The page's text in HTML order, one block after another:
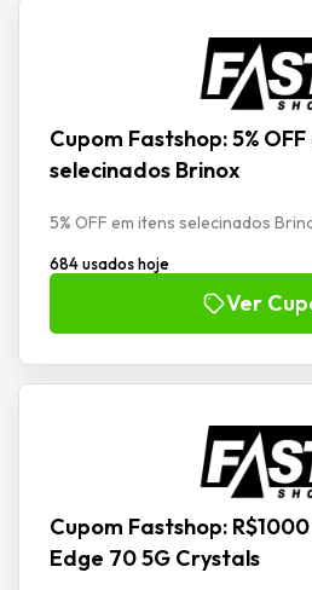
Cupom Fastshop: 5%
selecinados Brinox
5% OFF em itens selecinados
684 usados hoje
Ver
Cupom Fastshop:
Edge 70 5G Crystals